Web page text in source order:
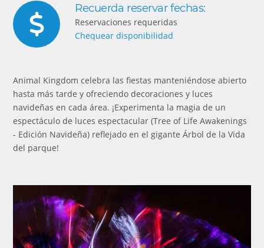
Recuerda reservar fechas:
Reservaciones requeridas
Chequear disponibilidad
Animal Kingdom celebra las fiestas manteniéndose abierto
hasta más tarde y ofreciendo decoraciones y luces
navideñas en cada área. ¡Experimenta la magia de un
espectáculo de luces espectacular (Tree of Life Awakenings
- Edición Navideña) reflejado en el gigante Árbol de la Vida
del parque!